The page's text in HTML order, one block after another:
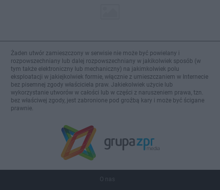
Żaden utwór zamieszczony w serwisie nie może być powielany i
rozpowszechniany lub dalej rozpowszechniany w jakikolwiek sposób (w
tym także elektroniczny lub mechaniczny) na jakimkolwiek polu
eksploatacji w jakiejkolwiek formie, włącznie z umieszczaniem w Internecie
bez pisemnej zgody właściciela praw. Jakiekolwiek użycie lub
wykorzystanie utworów w całości lub w części z naruszeniem prawa, tzn.
bez właściwej zgody, jest zabronione pod groźbą kary i może być ścigane
prawnie.
O nas